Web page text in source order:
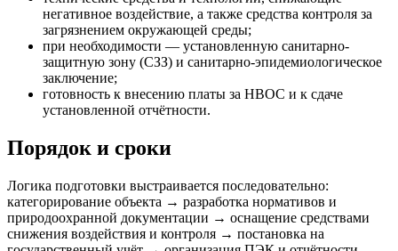
негативное воздействие, а также средства контроля за
загрязнением окружающей среды;
при необходимости — установленную санитарно-
защитную зону (СЗЗ) и санитарно-эпидемиологическое
заключение;
готовность к внесению платы за НВОС и к сдаче
установленной отчётности.
Порядок и сроки
Логика подготовки выстраивается последовательно:
категорирование объекта → разработка нормативов и
природоохранной документации → оснащение средствами
снижения воздействия и контроля → постановка на